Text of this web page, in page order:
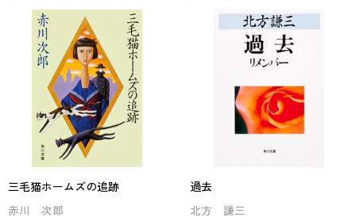
三毛猫ホームズの追跡
赤川 次郎
過去
北方 謙三